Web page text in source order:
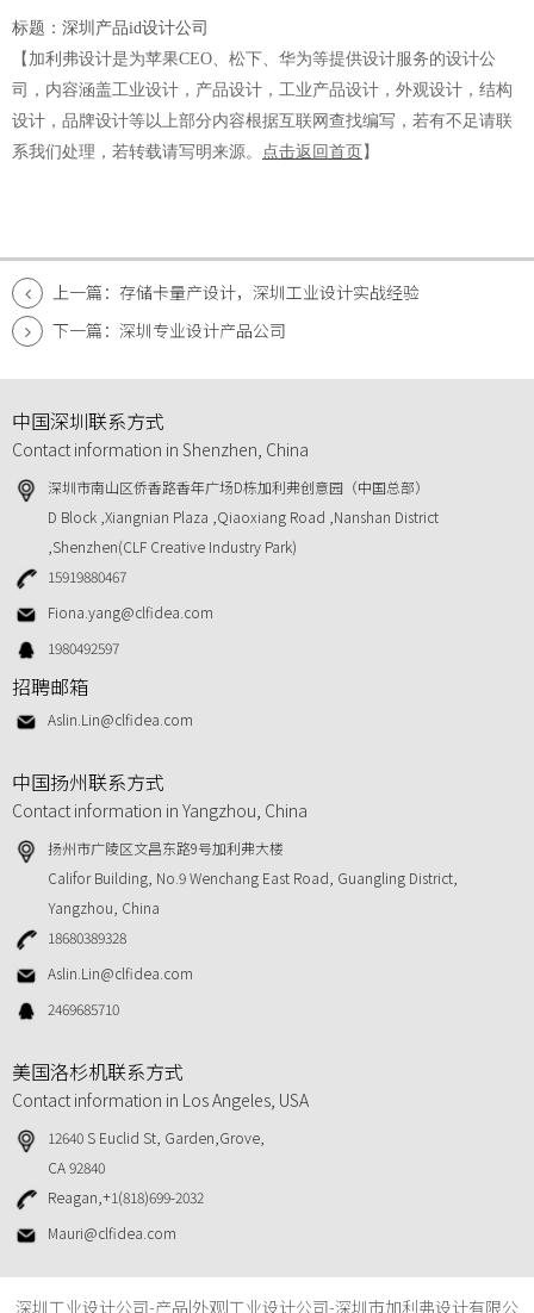
标题： 深圳产品id设计公司
【加利弗设计是为苹果CEO、松下、华为等提供设计服务的设计公
司，内容涵盖工业设计，产品设计，工业产品设计，外观设计，结构
设计，品牌设计等以上部分内容根据互联网查找编写，若有不足请联
系我们处理，若转载请写明来源。
点击返回首页 】
上一篇：存储卡量产设计，深圳工业设计实战经验
下一篇：深圳专业设计产品公司
中国深圳联系方式
Contact information in Shenzhen, China
深圳市南山区侨香路香年广场D栋加利弗创意园（中国总部）
D Block ,Xiangnian Plaza ,Qiaoxiang Road ,Nanshan District
,Shenzhen(CLF Creative Industry Park)
15919880467
Fiona.yang@clfidea.com
1980492597
招聘邮箱
Aslin.Lin@clfidea.com
中国扬州联系方式
Contact information in Yangzhou, China
扬州市广陵区文昌东路9号加利弗大楼
Califor Building, No.9 Wenchang East Road, Guangling District,
Yangzhou, China
18680389328
Aslin.Lin@clfidea.com
2469685710
美国洛杉机联系方式
Contact information in Los Angeles, USA
12640 S Euclid St, Garden,Grove,
CA 92840
Reagan,+1(818)699-2032
Mauri@clfidea.com
深圳工业设计公司-产品|外观|工业设计公司-深圳市加利弗设计有限公